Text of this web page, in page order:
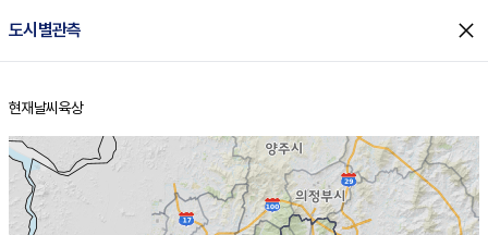
도시별관측 close
홈
현재날씨 육상